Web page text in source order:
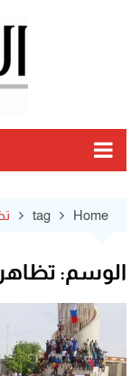
Home
tag
الوسم: